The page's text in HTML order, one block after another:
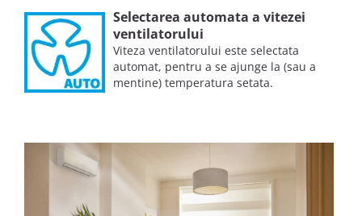
Selectarea automata a vitezei
ventilatorului
Viteza ventilatorului este selectata
automat, pentru a se ajunge la (sau a
mentine) temperatura setata.